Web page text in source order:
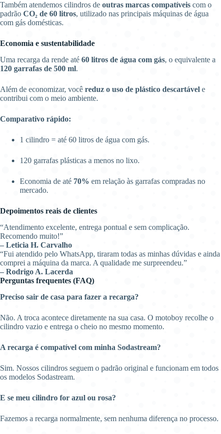
Também atendemos cilindros de outras marcas compatíveis com o
padrão CO₂ de 60 litros, utilizado nas principais máquinas de água
com gás domésticas.
Economia e sustentabilidade
Uma recarga da rende até 60 litros de água com gás, o equivalente a
120 garrafas de 500 ml.
Além de economizar, você reduz o uso de plástico descartável e
contribui com o meio ambiente.
Comparativo rápido:
1 cilindro = até 60 litros de água com gás.
120 garrafas plásticas a menos no lixo.
Economia de até 70% em relação às garrafas compradas no
mercado.
Depoimentos reais de clientes
“Atendimento excelente, entrega pontual e sem complicação.
Recomendo muito!”
– Leticia H. Carvalho
“Fui atendido pelo WhatsApp, tiraram todas as minhas dúvidas e ainda
comprei a máquina da marca. A qualidade me surpreendeu.”
– Rodrigo A. Lacerda
Perguntas frequentes (FAQ)
Preciso sair de casa para fazer a recarga?
Não. A troca acontece diretamente na sua casa. O motoboy recolhe o
cilindro vazio e entrega o cheio no mesmo momento.
A recarga é compatível com minha Sodastream?
Sim. Nossos cilindros seguem o padrão original e funcionam em todos
os modelos Sodastream.
E se meu cilindro for azul ou rosa?
Fazemos a recarga normalmente, sem nenhuma diferença no processo.